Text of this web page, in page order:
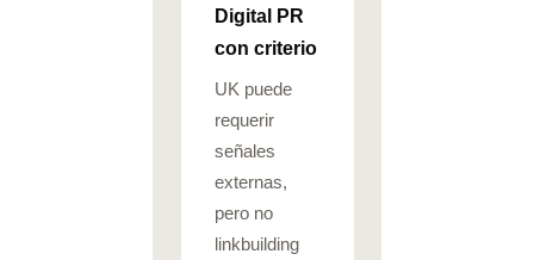
Digital PR
con criterio
UK puede
requerir
señales
externas,
pero no
linkbuilding